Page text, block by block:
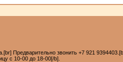
Предварительно звонить +7 921
с 10-00 до 18-00[/b].